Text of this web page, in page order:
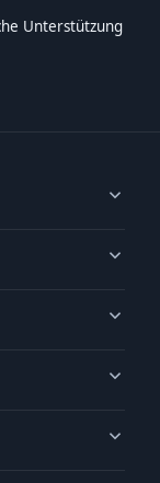
Unterstützung